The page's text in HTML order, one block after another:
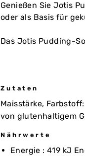
Genießen Sie Jotis
oder als Basis für
Das Jotis Pudding-
Zutaten
Maisstärke,
von glutenhaltigem
Nährwerte
Energie : 419 kJ